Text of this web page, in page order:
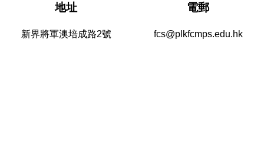
地址
新界將軍澳培成路2號
電郵
fcs@plkfcmps.edu.hk